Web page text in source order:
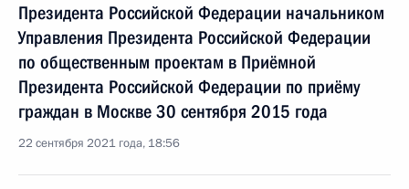
Президента Российской Федерации начальником
Управления Президента Российской Федерации
по общественным проектам в Приёмной
Президента Российской Федерации по приёму
граждан в Москве 30 сентября 2015 года
22 сентября 2021 года, 18:56